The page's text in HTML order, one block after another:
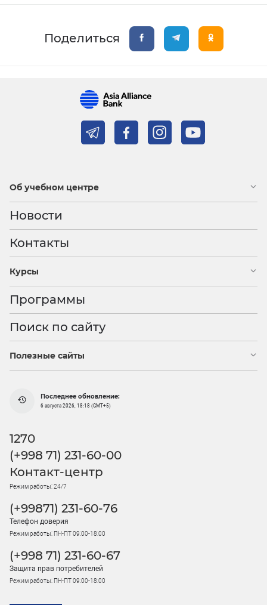
Поделиться
Об учебном центре
Новости
Контакты
Курсы
Программы
Поиск по сайту
Полезные сайты
Последнее обновление:
6 августа 2026, 18:18 (GMT+5)
1270
(+998 71) 231-60-00
Контакт-центр
Режим работы: 24/7
(+99871) 231-60-76
Телефон доверия
Режим работы: ПН-ПТ 09:00-18:00
(+998 71) 231-60-67
Защита прав потребителей
Режим работы: ПН-ПТ 09:00-18:00